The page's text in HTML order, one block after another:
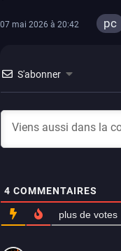
07 mai 2026 à 20:42 pc
S'abonner
4 COMMENTAIRES
plus de votes